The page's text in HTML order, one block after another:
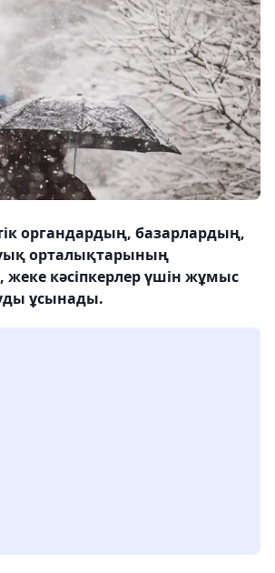
органдардың, базарлардың,
орталықтарының
жеке кәсіпкерлер үшін жұмыс
ұсынады.